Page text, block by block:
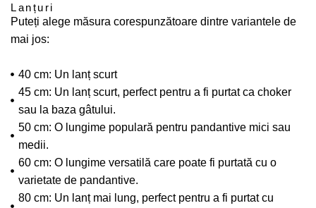
Lanțuri
Puteți alege măsura corespunzătoare dintre variantele de
mai jos:
40 cm: Un lanț scurt
45 cm: Un lanț scurt, perfect pentru a fi purtat ca choker
sau la baza gâtului.
50 cm: O lungime populară pentru pandantive mici sau
medii.
60 cm: O lungime versatilă care poate fi purtată cu o
varietate de pandantive.
80 cm: Un lanț mai lung, perfect pentru a fi purtat cu